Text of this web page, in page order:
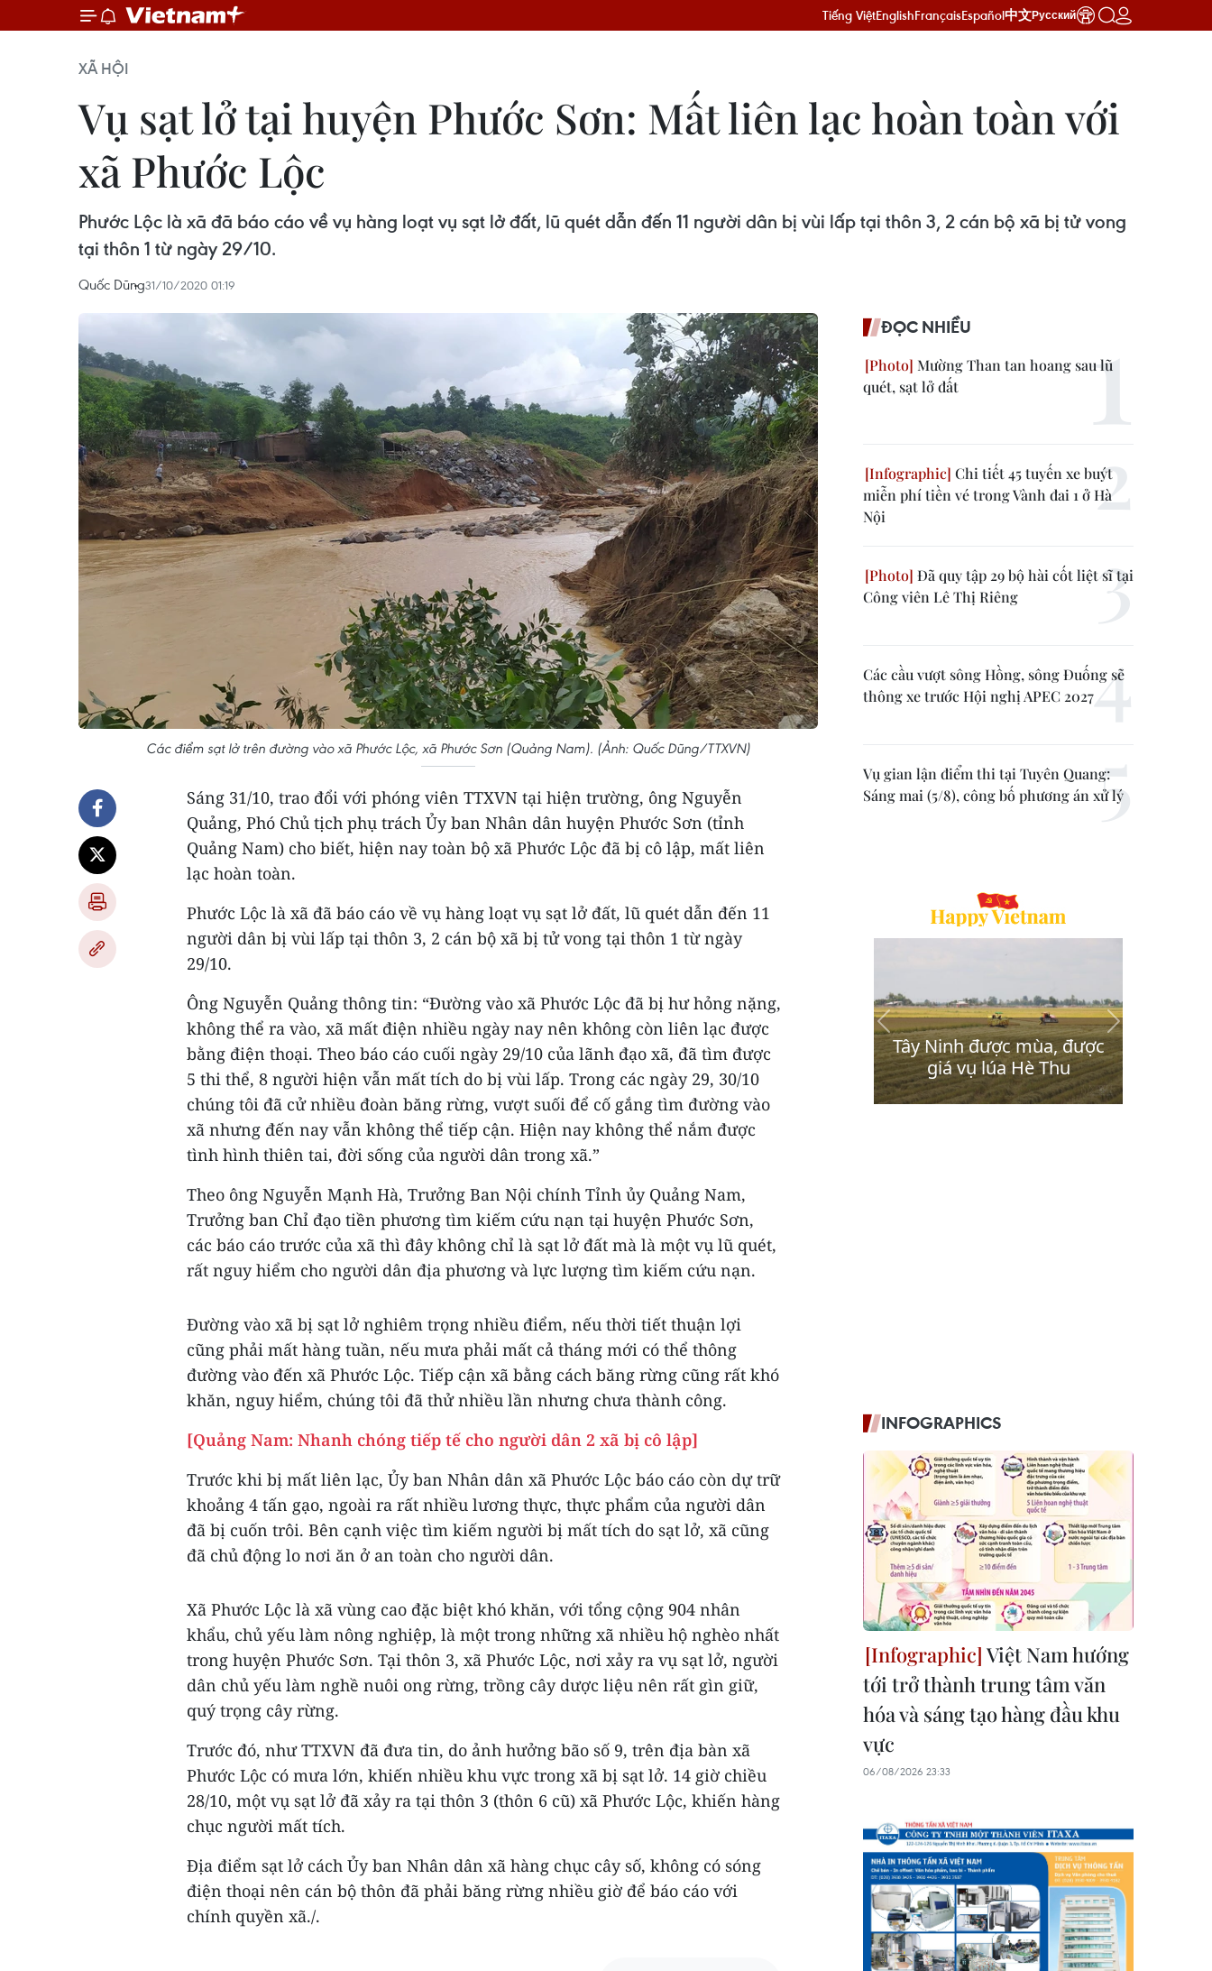
Tiếng ViệtEnglishFrançaisEspañol中文Русский
XÃ HỘI
Vụ sạt lở tại huyện Phước Sơn: Mất liên lạc hoàn toàn với
xã Phước Lộc
Phước Lộc là xã đã báo cáo về vụ hàng loạt vụ sạt lở đất, lũ quét dẫn đến 11 người dân bị vùi lấp tại thôn 3, 2 cán bộ xã bị tử vong
tại thôn 1 từ ngày 29/10.
Quốc Dũng31/10/2020 01:19
Các điểm sạt lở trên đường vào xã Phước Lộc, xã Phước Sơn (Quảng Nam). (Ảnh: Quốc Dũng/TTXVN)
Sáng 31/10, trao đổi với phóng viên TTXVN tại hiện trường, ông Nguyễn
Quảng, Phó Chủ tịch phụ trách Ủy ban Nhân dân huyện Phước Sơn (tỉnh
Quảng Nam) cho biết, hiện nay toàn bộ xã Phước Lộc đã bị cô lập, mất liên
lạc hoàn toàn.
Phước Lộc là xã đã báo cáo về vụ hàng loạt vụ sạt lở đất, lũ quét dẫn đến 11
người dân bị vùi lấp tại thôn 3, 2 cán bộ xã bị tử vong tại thôn 1 từ ngày
29/10.
Ông Nguyễn Quảng thông tin: “Đường vào xã Phước Lộc đã bị hư hỏng nặng,
không thể ra vào, xã mất điện nhiều ngày nay nên không còn liên lạc được
bằng điện thoại. Theo báo cáo cuối ngày 29/10 của lãnh đạo xã, đã tìm được
5 thi thể, 8 người hiện vẫn mất tích do bị vùi lấp. Trong các ngày 29, 30/10
chúng tôi đã cử nhiều đoàn băng rừng, vượt suối để cố gắng tìm đường vào
xã nhưng đến nay vẫn không thể tiếp cận. Hiện nay không thể nắm được
tình hình thiên tai, đời sống của người dân trong xã.”
Theo ông Nguyễn Mạnh Hà, Trưởng Ban Nội chính Tỉnh ủy Quảng Nam,
Trưởng ban Chỉ đạo tiền phương tìm kiếm cứu nạn tại huyện Phước Sơn,
các báo cáo trước của xã thì đây không chỉ là sạt lở đất mà là một vụ lũ quét,
rất nguy hiểm cho người dân địa phương và lực lượng tìm kiếm cứu nạn.
Đường vào xã bị sạt lở nghiêm trọng nhiều điểm, nếu thời tiết thuận lợi
cũng phải mất hàng tuần, nếu mưa phải mất cả tháng mới có thể thông
đường vào đến xã Phước Lộc. Tiếp cận xã bằng cách băng rừng cũng rất khó
khăn, nguy hiểm, chúng tôi đã thử nhiều lần nhưng chưa thành công.
[Quảng Nam: Nhanh chóng tiếp tế cho người dân 2 xã bị cô lập]
Trước khi bị mất liên lạc, Ủy ban Nhân dân xã Phước Lộc báo cáo còn dự trữ
khoảng 4 tấn gạo, ngoài ra rất nhiều lương thực, thực phẩm của người dân
đã bị cuốn trôi. Bên cạnh việc tìm kiếm người bị mất tích do sạt lở, xã cũng
đã chủ động lo nơi ăn ở an toàn cho người dân.
Xã Phước Lộc là xã vùng cao đặc biệt khó khăn, với tổng cộng 904 nhân
khẩu, chủ yếu làm nông nghiệp, là một trong những xã nhiều hộ nghèo nhất
trong huyện Phước Sơn. Tại thôn 3, xã Phước Lộc, nơi xảy ra vụ sạt lở, người
dân chủ yếu làm nghề nuôi ong rừng, trồng cây dược liệu nên rất gìn giữ,
quý trọng cây rừng.
Trước đó, như TTXVN đã đưa tin, do ảnh hưởng bão số 9, trên địa bàn xã
Phước Lộc có mưa lớn, khiến nhiều khu vực trong xã bị sạt lở. 14 giờ chiều
28/10, một vụ sạt lở đã xảy ra tại thôn 3 (thôn 6 cũ) xã Phước Lộc, khiến hàng
chục người mất tích.
Địa điểm sạt lở cách Ủy ban Nhân dân xã hàng chục cây số, không có sóng
điện thoại nên cán bộ thôn đã phải băng rừng nhiều giờ để báo cáo với
chính quyền xã./.
ĐỌC NHIỀU
Mường Than tan hoang sau lũ
quét, sạt lở đất
Chi tiết 45 tuyến xe buýt
miễn phí tiền vé trong Vành đai 1 ở Hà
Nội
Đã quy tập 29 bộ hài cốt liệt sĩ tại
Công viên Lê Thị Riêng
Các cầu vượt sông Hồng, sông Đuống sẽ
thông xe trước Hội nghị APEC 2027
Vụ gian lận điểm thi tại Tuyên Quang:
Sáng mai (5/8), công bố phương án xử lý
INFOGRAPHICS
Việt Nam hướng
tới trở thành trung tâm văn
hóa và sáng tạo hàng đầu khu
vực
06/08/2026 23:33